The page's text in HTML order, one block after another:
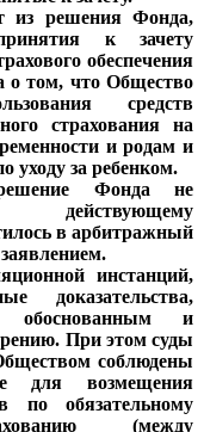
из решения Фонда,
к зачету
обеспечения
о том, что Общество
средств
страхования на
и родам и
уходу за ребенком.
Фонда не
действующему
в арбитражный
инстанций,
доказательства,
обоснованным и
При этом суды
соблюдены
для возмещения
по обязательному
(между